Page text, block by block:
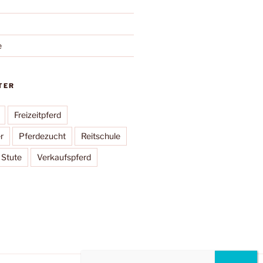
Freizeitpferd
Pferdezucht Reitschule
Stute Verkaufspferd